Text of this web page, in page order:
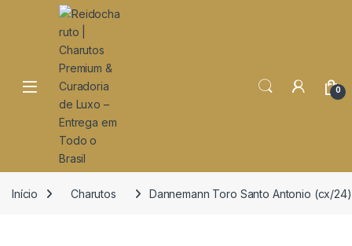
Open 0
Início Charutos Dannemann Toro Santo Antonio (cx/24)